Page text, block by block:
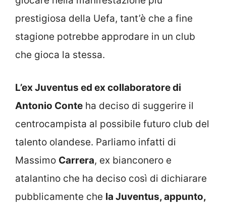
prestigiosa della Uefa, tant’è che a fine
stagione potrebbe approdare in un club
che gioca la stessa.
L’ex Juventus ed ex collaboratore di
Antonio Conte ha deciso di suggerire il
centrocampista al possibile futuro club del
talento olandese. Parliamo infatti di
Massimo Carrera, ex bianconero e
atalantino che ha deciso così di dichiarare
pubblicamente che la Juventus, appunto,